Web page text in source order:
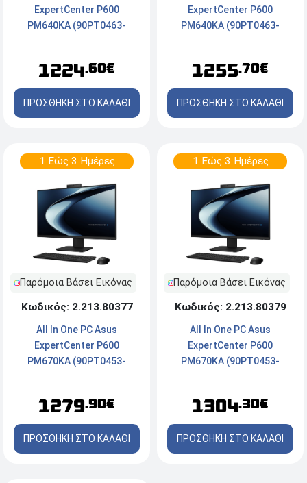
ExpertCenter P600
PM640KA (90PT0463-
16GB RAM - 512GB SSD
NVMe - Webcam - Windows
11 Pro
1224.60€
ΠΡΟΣΘΗΚΗ ΣΤΟ ΚΑΛΑΘΙ
ExpertCenter P600
PM640KA (90PT0463-
16GB RAM - 512GB SSD
NVMe - Webcam - Windows
11 Pro
1255.70€
ΠΡΟΣΘΗΚΗ ΣΤΟ ΚΑΛΑΘΙ
1 Εώς 3 Ημέρες
Παρόμοια Βάσει Εικόνας
Κωδικός: 2.213.80377
All In One PC Asus
ExpertCenter P600
PM670KA (90PT0453-
RAM - 512GB SSD NVMe -
Webcam - Windows 11 Pro
1279.90€
ΠΡΟΣΘΗΚΗ ΣΤΟ ΚΑΛΑΘΙ
1 Εώς 3 Ημέρες
Παρόμοια Βάσει Εικόνας
Κωδικός: 2.213.80379
All In One PC Asus
ExpertCenter P600
PM670KA (90PT0453-
RAM - 512GB SSD NVMe -
Webcam - Windows 11 Pro
1304.30€
ΠΡΟΣΘΗΚΗ ΣΤΟ ΚΑΛΑΘΙ